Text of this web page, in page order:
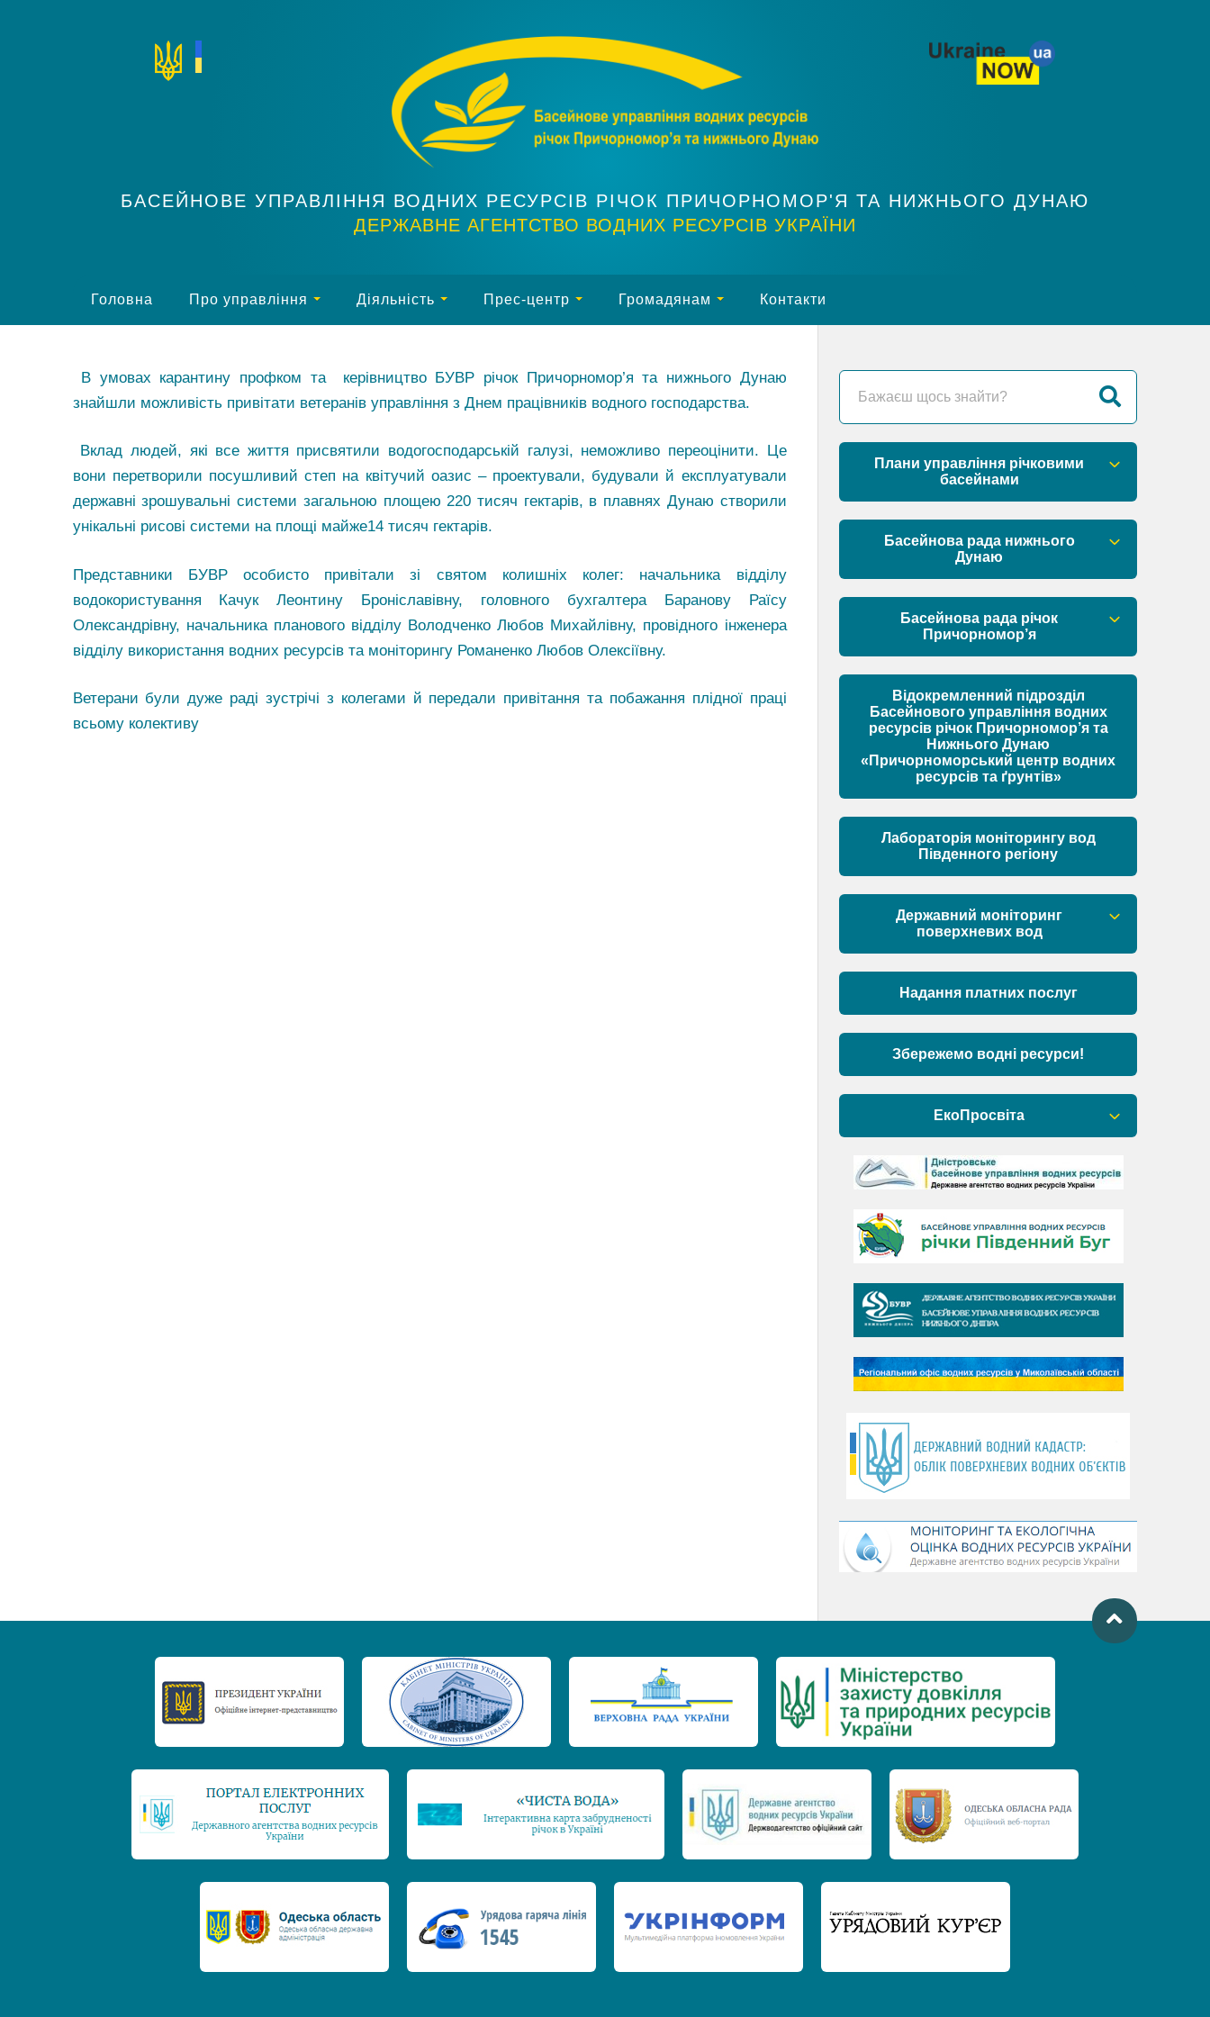
БАСЕЙНОВЕ УПРАВЛІННЯ ВОДНИХ РЕСУРСІВ РІЧОК ПРИЧОРНОМОР'Я ТА НИЖНЬОГО ДУНАЮ
ДЕРЖАВНЕ АГЕНТСТВО ВОДНИХ РЕСУРСІВ УКРАЇНИ
Головна Про управління Діяльність Прес-центр Громадянам Контакти
В умовах карантину профком та керівництво БУВР річок Причорномор’я та нижнього Дунаю
знайшли можливість привітати ветеранів управління з Днем працівників водного господарства.
Вклад людей, які все життя присвятили водогосподарській галузі, неможливо переоцінити. Це
вони перетворили посушливий степ на квітучий оазис – проектували, будували й експлуатували
державні зрошувальні системи загальною площею 220 тисяч гектарів, в плавнях Дунаю створили
унікальні рисові системи на площі майже14 тисяч гектарів.
Представники БУВР особисто привітали зі святом колишніх колег: начальника відділу
водокористування Качук Леонтину Броніславівну, головного бухгалтера Баранову Раїсу
Олександрівну, начальника планового відділу Володченко Любов Михайлівну, провідного інженера
відділу використання водних ресурсів та моніторингу Романенко Любов Олексіївну.
Ветерани були дуже раді зустрічі з колегами й передали привітання та побажання плідної праці
всьому колективу
Плани управління річковими
басейнами
План управління річковим басейном
річок Причорномор’я
План управління річковим басейном
нижнього Дунаю
Басейнова рада нижнього
Дунаю
Правові засади роботи Басейнової
Установчі документи
Склад Басейнової ради нижнього
Дунаю
Матеріали
Басейнова рада річок
Причорномор’я
Правові засади роботи Басейнової
Установчі документи
Склад Басейнової ради річок
Матеріали
Відокремленний підрозділ
Басейнового управління водних
ресурсів річок Причорномор’я та
Нижнього Дунаю
«Причорноморський центр водних
ресурсів та ґрунтів»
Лабораторія моніторингу вод
Південного регіону
Державний моніторинг
поверхневих вод
Загальна інформація
Пункти моніторингу по басейну річок
Причорномор’я та суббасейну
нижнього Дунаю
Аналіз стану масивів поверхневих
вод басейну річок Причорномор’я та
суббасейну нижнього Дунаю
Надання платних послуг
Збережемо водні ресурси!
ЕкоПросвіта
Барви Дністра
День Дунаю
День Південного Бугу
День води
День чистих берегів
(місячник благоустрою)
День працівника водного
господарства України
День хіміка
День захисту річок
Міжнародний день боротьби проти
гребель